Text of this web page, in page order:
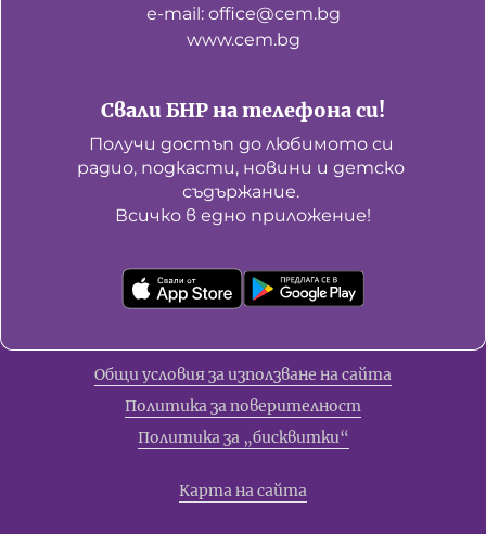
Свали БНР на телефона си!
Получи достъп до любимото си
радио, подкасти, новини и детско
съдържание.
Всичко в едно приложение!
е-mail: office@cem.bg
www.cem.bg
Общи условия за използване на сайта
Политика за поверителност
Политика за „бисквитки“
Карта на сайта